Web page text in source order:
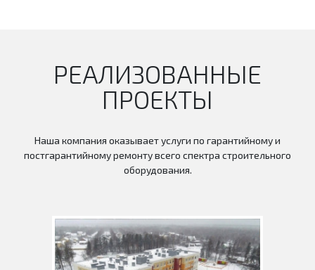
РЕАЛИЗОВАННЫЕ
ПРОЕКТЫ
Наша компания оказывает услуги по гарантийному и
постгарантийному ремонту всего спектра строительного
оборудования.